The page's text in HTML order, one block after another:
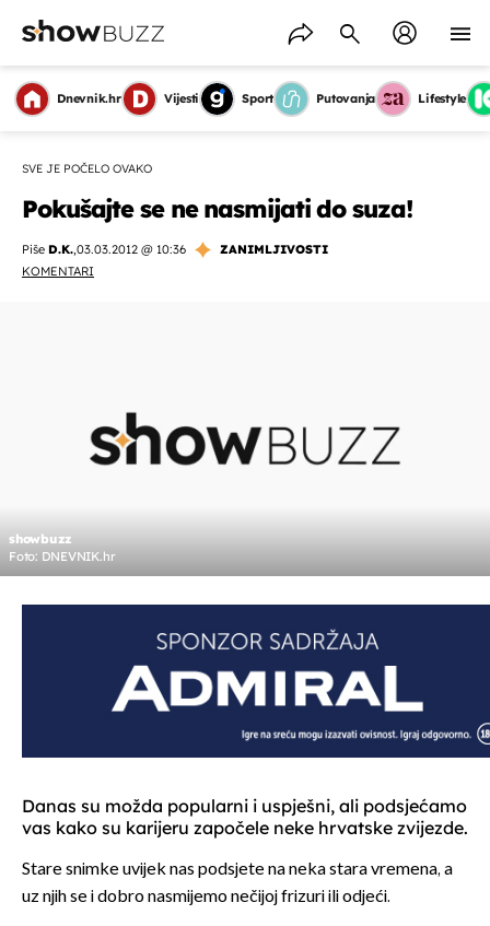
Dnevnik.hr Vijesti Sport Putovanja Lifestyle
SVE JE POČELO OVAKO
Pokušajte se ne nasmijati do suza!
Piše D.K.,03.03.2012 @ 10:36
ZANIMLJIVOSTI
KOMENTARI
showbuzz
Foto: DNEVNIK.hr
Danas su možda popularni i uspješni, ali podsjećamo
vas kako su karijeru započele neke hrvatske zvijezde.
Stare snimke uvijek nas podsjete na neka stara vremena, a
uz njih se i dobro nasmijemo nečijoj frizuri ili odjeći.
OMOGUĆI OBAVIJESTI